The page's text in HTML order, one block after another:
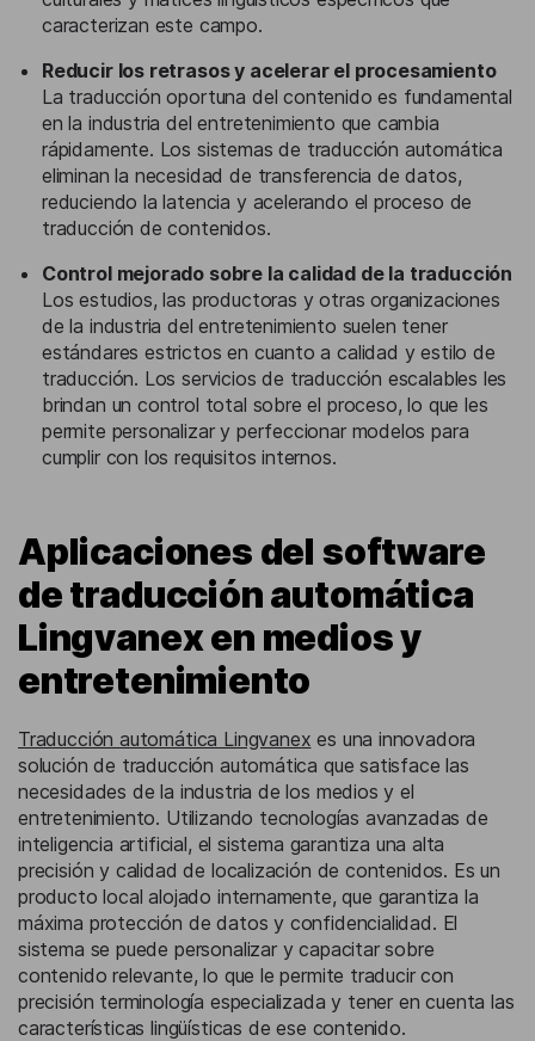
caracterizan este campo.
Reducir los retrasos y acelerar el procesamiento
La traducción oportuna del contenido es fundamental
en la industria del entretenimiento que cambia
rápidamente. Los sistemas de traducción automática
eliminan la necesidad de transferencia de datos,
reduciendo la latencia y acelerando el proceso de
traducción de contenidos.
Control mejorado sobre la calidad de la traducción
Los estudios, las productoras y otras organizaciones
de la industria del entretenimiento suelen tener
estándares estrictos en cuanto a calidad y estilo de
traducción. Los servicios de traducción escalables les
brindan un control total sobre el proceso, lo que les
permite personalizar y perfeccionar modelos para
cumplir con los requisitos internos.
Aplicaciones del software
de traducción automática
Lingvanex en medios y
entretenimiento
Traducción automática Lingvanex es una innovadora
solución de traducción automática que satisface las
necesidades de la industria de los medios y el
entretenimiento. Utilizando tecnologías avanzadas de
inteligencia artificial, el sistema garantiza una alta
precisión y calidad de localización de contenidos. Es un
producto local alojado internamente, que garantiza la
máxima protección de datos y confidencialidad. El
sistema se puede personalizar y capacitar sobre
contenido relevante, lo que le permite traducir con
precisión terminología especializada y tener en cuenta las
características lingüísticas de ese contenido.